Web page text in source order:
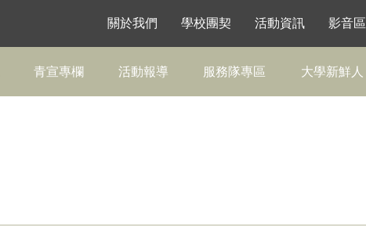
關於我們 學校團契 活動資訊 影音區
青宣專欄 活動報導 服務隊專區 大學新鮮人